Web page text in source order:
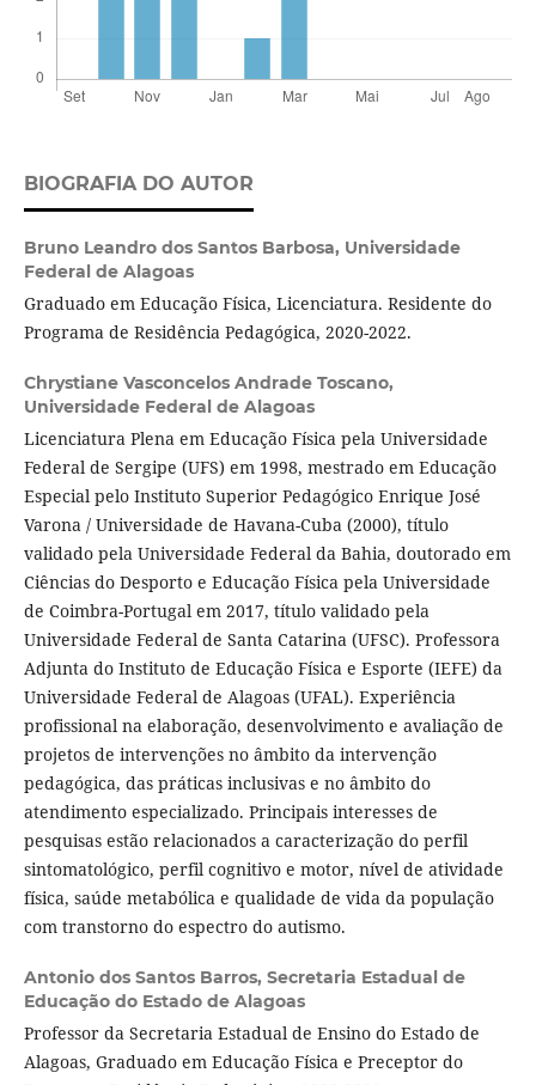
BIOGRAFIA DO AUTOR
Bruno Leandro dos Santos Barbosa, Universidade
Federal de Alagoas
Graduado em Educação Física, Licenciatura. Residente do
Programa de Residência Pedagógica, 2020-2022.
Chrystiane Vasconcelos Andrade Toscano,
Universidade Federal de Alagoas
Licenciatura Plena em Educação Física pela Universidade
Federal de Sergipe (UFS) em 1998, mestrado em Educação
Especial pelo Instituto Superior Pedagógico Enrique José
Varona / Universidade de Havana-Cuba (2000), título
validado pela Universidade Federal da Bahia, doutorado em
Ciências do Desporto e Educação Física pela Universidade
de Coimbra-Portugal em 2017, título validado pela
Universidade Federal de Santa Catarina (UFSC). Professora
Adjunta do Instituto de Educação Física e Esporte (IEFE) da
Universidade Federal de Alagoas (UFAL). Experiência
profissional na elaboração, desenvolvimento e avaliação de
projetos de intervenções no âmbito da intervenção
pedagógica, das práticas inclusivas e no âmbito do
atendimento especializado. Principais interesses de
pesquisas estão relacionados a caracterização do perfil
sintomatológico, perfil cognitivo e motor, nível de atividade
física, saúde metabólica e qualidade de vida da população
com transtorno do espectro do autismo.
Antonio dos Santos Barros, Secretaria Estadual de
Educação do Estado de Alagoas
Professor da Secretaria Estadual de Ensino do Estado de
Alagoas, Graduado em Educação Física e Preceptor do